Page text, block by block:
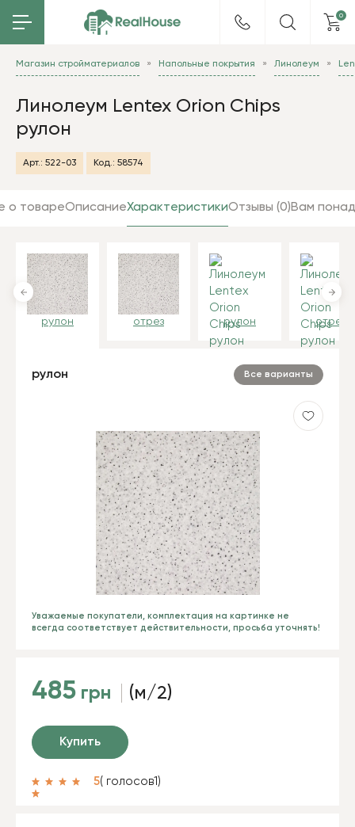
0
Магазин стройматериалов Напольные покрытия Линолеум
Линолеум Lentex Orion Chips
рулон
Арт.: 522-03 Код.: 58574
о товареОписаниеХарактеристикиОтзывы (0)Вам
Уважаемые покупатели, комплектация на картинке не
всегда соответствует действительности, просьба уточнять!
рулон отрез рулон отрез
рулон Все варианты
485 грн (м/2)
Купить
5( голосов1 )